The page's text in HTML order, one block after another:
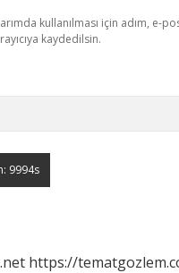
kullanılması için adım, e-
kaydedilsin.
https://